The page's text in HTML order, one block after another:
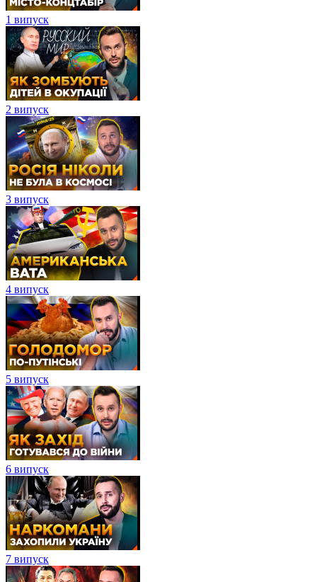
1 випуск
2 випуск
3 випуск
4 випуск
5 випуск
6 випуск
7 випуск